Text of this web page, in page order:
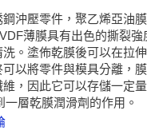
沖壓零件，聚乙烯亞油
薄膜具有出色的撕裂強
。塗佈乾膜後可以在拉
以將零件與模具分離，
，因此它可以存儲一定
一層乾膜潤滑劑的作用。